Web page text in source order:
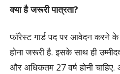
क्या है जरूरी पात्रता?
फॉरेस्ट गार्ड पद पर आवेदन करने के
होना जरूरी है. इसके साथ ही
और अधिकतम 27 वर्ष होनी